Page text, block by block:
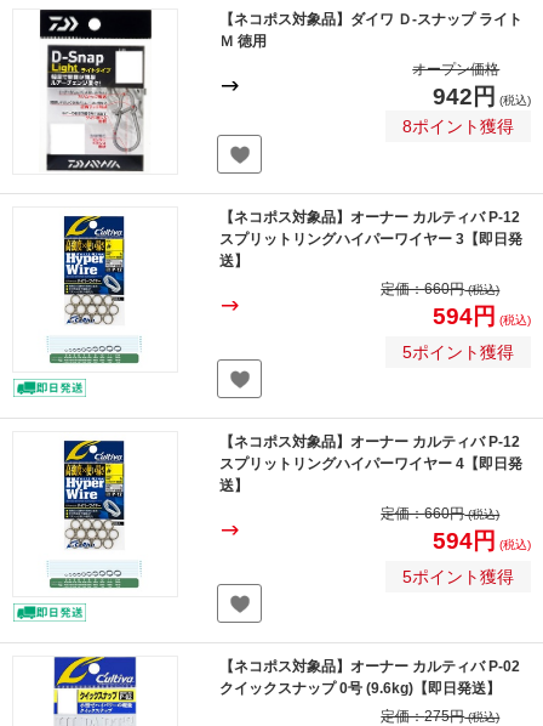
【ネコポス対象品】ダイワ Ｄ-スナップ ライト
Ｍ 徳用
オープン価格
942円 (税込)
8ポイント獲得
【ネコポス対象品】オーナー カルティバ P-12
スプリットリングハイパーワイヤー 3【即日発
送】
定価：660円(税込)
594円 (税込)
5ポイント獲得
【ネコポス対象品】オーナー カルティバ P-12
スプリットリングハイパーワイヤー 4【即日発
送】
定価：660円(税込)
594円 (税込)
5ポイント獲得
【ネコポス対象品】オーナー カルティバ P-02
クイックスナップ 0号 (9.6kg)【即日発送】
定価：275円(税込)